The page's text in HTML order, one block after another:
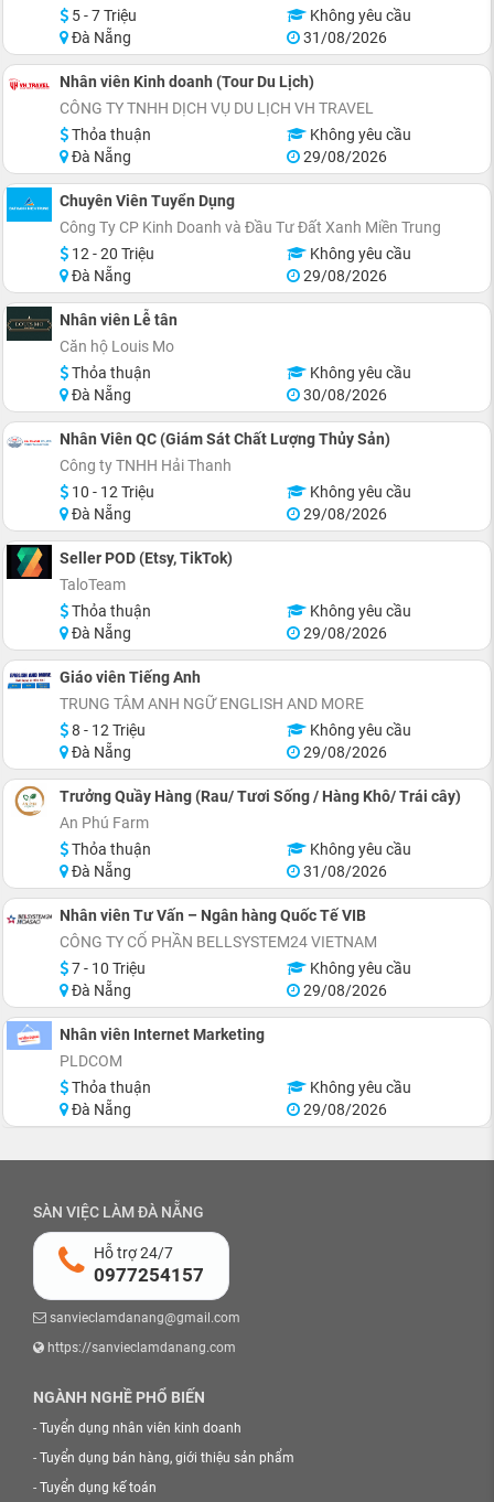
5 - 7 Triệu
Không yêu cầu
Đà Nẵng
31/08/2026
Nhân viên Kinh doanh (Tour Du Lịch)
CÔNG TY TNHH DỊCH VỤ DU LỊCH VH TRAVEL
Thỏa thuận
Không yêu cầu
Đà Nẵng
29/08/2026
Chuyên Viên Tuyển Dụng
Công Ty CP Kinh Doanh và Đầu Tư Đất Xanh Miền Trung
12 - 20 Triệu
Không yêu cầu
Đà Nẵng
29/08/2026
Nhân viên Lễ tân
Căn hộ Louis Mo
Thỏa thuận
Không yêu cầu
Đà Nẵng
30/08/2026
Nhân Viên QC (Giám Sát Chất Lượng Thủy Sản)
Công ty TNHH Hải Thanh
10 - 12 Triệu
Không yêu cầu
Đà Nẵng
29/08/2026
Seller POD (Etsy, TikTok)
TaloTeam
Thỏa thuận
Không yêu cầu
Đà Nẵng
29/08/2026
Giáo viên Tiếng Anh
TRUNG TÂM ANH NGỮ ENGLISH AND MORE
8 - 12 Triệu
Không yêu cầu
Đà Nẵng
29/08/2026
Trưởng Quầy Hàng (Rau/ Tươi Sống / Hàng Khô/ Trái cây)
An Phú Farm
Thỏa thuận
Không yêu cầu
Đà Nẵng
31/08/2026
Nhân viên Tư Vấn – Ngân hàng Quốc Tế VIB
CÔNG TY CỔ PHẦN BELLSYSTEM24 VIETNAM
7 - 10 Triệu
Không yêu cầu
Đà Nẵng
29/08/2026
Nhân viên Internet Marketing
PLDCOM
Thỏa thuận
Không yêu cầu
Đà Nẵng
29/08/2026
SÀN VIỆC LÀM ĐÀ NẴNG
Hỗ trợ 24/7
0977254157
sanvieclamdanang@gmail.com
https://sanvieclamdanang.com
NGÀNH NGHỀ PHỔ BIẾN
- Tuyển dụng nhân viên kinh doanh
- Tuyển dụng bán hàng, giới thiệu sản phẩm
- Tuyển dụng kế toán